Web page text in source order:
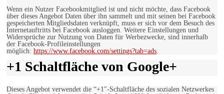
Wenn ein Nutzer Facebookmitglied ist und nicht möchte, dass Facebook
über dieses Angebot Daten über ihn sammelt und mit seinen bei Facebook
gespeicherten Mitgliedsdaten verknüpft, muss er sich vor dem Besuch des
Internetauftritts bei Facebook ausloggen. Weitere Einstellungen und
Widersprüche zur Nutzung von Daten für Werbezwecke, sind innerhalb
der Facebook-Profileinstellungen
möglich: https://www.facebook.com/settings?tab=ads.
+1 Schaltfläche von Google+
Dieses Angebot verwendet die “+1″-Schaltfläche des sozialen Netzwerkes